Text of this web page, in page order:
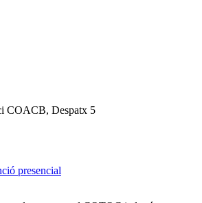
COACB, Despatx 5
presencial